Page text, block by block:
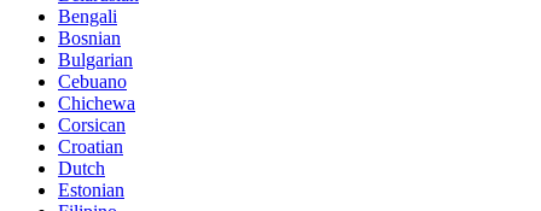
Bengali
Bosnian
Bulgarian
Cebuano
Chichewa
Corsican
Croatian
Dutch
Estonian